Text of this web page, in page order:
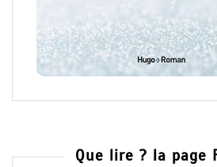
Que lire ? la page